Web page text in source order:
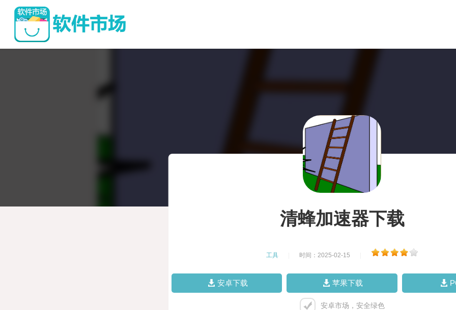
清蜂加速器下载
工具 时间：2025-02-15
安卓下载 苹果下载
安卓市场，安全绿色